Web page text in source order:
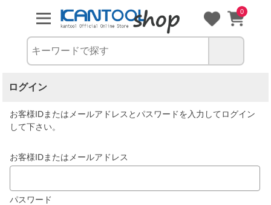
0
ログイン
お客様IDまたはメールアドレス とパスワードを入力してログイン
して下さい。
お客様IDまたはメールアドレス
パスワード